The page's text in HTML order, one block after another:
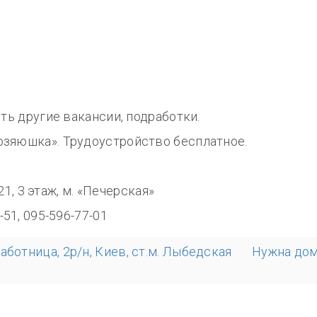
другие вакансии, подработки.
Трудоустройство бесплатное.
3 этаж, м. «Печерская»
095-596-77-01
2р/н, Киев, ст.м. Лыбедская Нужна